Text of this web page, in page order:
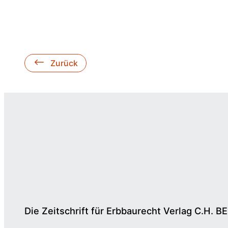
Zurück
Die Zeitschrift für Erbbaurecht Verlag C.H.